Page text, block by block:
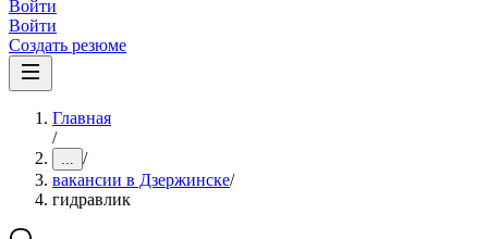
Войти
Войти
Создать резюме
Главная
/
... /
вакансии в Дзержинске/
гидравлик